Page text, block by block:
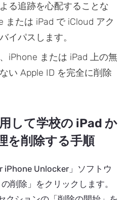
る追跡を心配することな
または iPad で iCloud アク
イパスします。
iPhone または iPad 上の無
い Apple ID を完全に削除
して学校の iPad か
を削除する手順
iPhone Unlocker」ソフトウ
削除」をクリックします。